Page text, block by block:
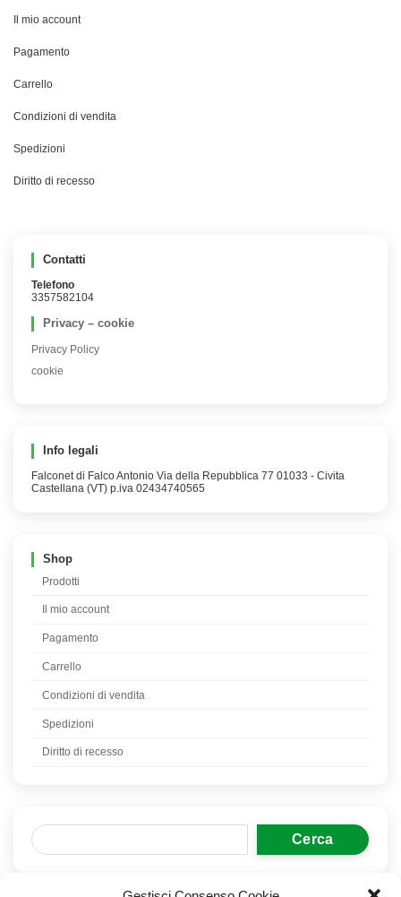
Il mio account
Pagamento
Carrello
Condizioni di vendita
Spedizioni
Diritto di recesso
Contatti
Telefono
3357582104
Privacy – cookie
Privacy Policy
cookie
Info legali
Falconet di Falco Antonio Via della Repubblica 77 01033 - Civita
Castellana (VT) p.iva 02434740565
Shop
Prodotti
Il mio account
Pagamento
Carrello
Condizioni di vendita
Spedizioni
Diritto di recesso
Cerca